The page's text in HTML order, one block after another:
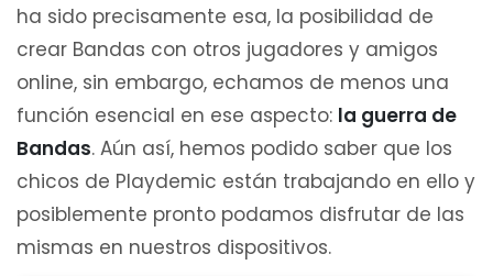
ha sido precisamente esa, la posibilidad de
crear Bandas con otros jugadores y amigos
online, sin embargo, echamos de menos una
función esencial en ese aspecto: la guerra de
Bandas. Aún así, hemos podido saber que los
chicos de Playdemic están trabajando en ello y
posiblemente pronto podamos disfrutar de las
mismas en nuestros dispositivos.